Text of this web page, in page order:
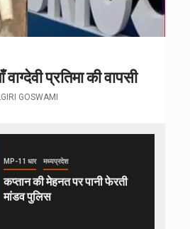
प्रतिमा की वापसी
GOSWAMI
MP-11 धार मध्यप्रदेश
कप्तान की मेहनत पर पानी फेरती
मांडव पुलिस